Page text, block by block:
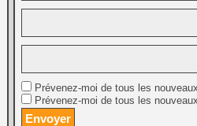
Prévenez-moi de tous les
Prévenez-moi de tous les